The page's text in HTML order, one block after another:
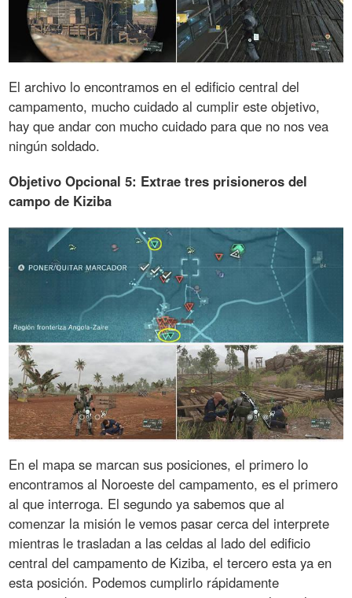
El archivo lo encontramos en el edificio central del
campamento, mucho cuidado al cumplir este objetivo,
hay que andar con mucho cuidado para que no nos vea
ningún soldado.
Objetivo Opcional 5: Extrae tres prisioneros del
campo de Kiziba
En el mapa se marcan sus posiciones, el primero lo
encontramos al Noroeste del campamento, es el primero
al que interroga. El segundo ya sabemos que al
comenzar la misión le vemos pasar cerca del interprete
mientras le trasladan a las celdas al lado del edificio
central del campamento de Kiziba, el tercero esta ya en
esta posición. Podemos cumplirlo rápidamente